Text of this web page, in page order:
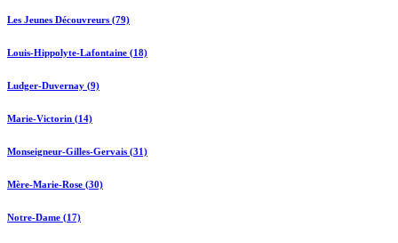
Les Jeunes Découvreurs (79)
Louis-Hippolyte-Lafontaine (18)
Ludger-Duvernay (9)
Marie-Victorin (14)
Monseigneur-Gilles-Gervais (31)
Mère-Marie-Rose (30)
Notre-Dame (17)